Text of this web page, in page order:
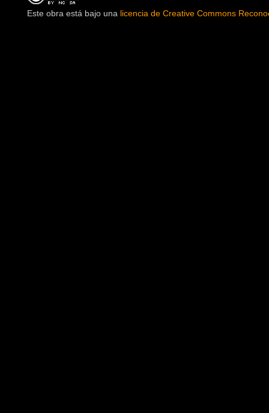
Este obra está bajo una licencia de Creative Commons